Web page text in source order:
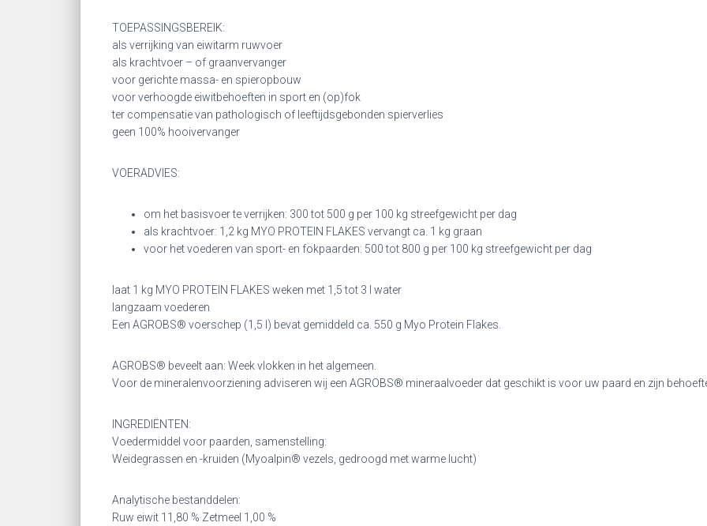
TOEPASSINGSBEREIK:
als verrijking van eiwitarm ruwvoer
als krachtvoer – of graanvervanger
voor gerichte massa- en spieropbouw
voor verhoogde eiwitbehoeften in sport en (op)fok
ter compensatie van pathologisch of leeftijdsgebonden spierverlies
geen 100% hooivervanger
VOERADVIES:
om het basisvoer te verrijken: 300 tot 500 g per 100 kg streefgewicht per dag
als krachtvoer: 1,2 kg MYO PROTEIN FLAKES vervangt ca. 1 kg graan
voor het voederen van sport- en fokpaarden: 500 tot 800 g per 100 kg streefgewicht per dag
laat 1 kg MYO PROTEIN FLAKES weken met 1,5 tot 3 l water
langzaam voederen
Een AGROBS® voerschep (1,5 l) bevat gemiddeld ca. 550 g Myo Protein Flakes.
AGROBS® beveelt aan: Week vlokken in het algemeen.
Voor de mineralenvoorziening adviseren wij een AGROBS® mineraalvoeder dat geschikt is voor uw paard en zijn
INGREDIËNTEN:
Voedermiddel voor paarden, samenstelling:
Weidegrassen en -kruiden (Myoalpin® vezels, gedroogd met warme lucht)
Analytische bestanddelen:
Ruw eiwit 11,80 % Zetmeel 1,00 %